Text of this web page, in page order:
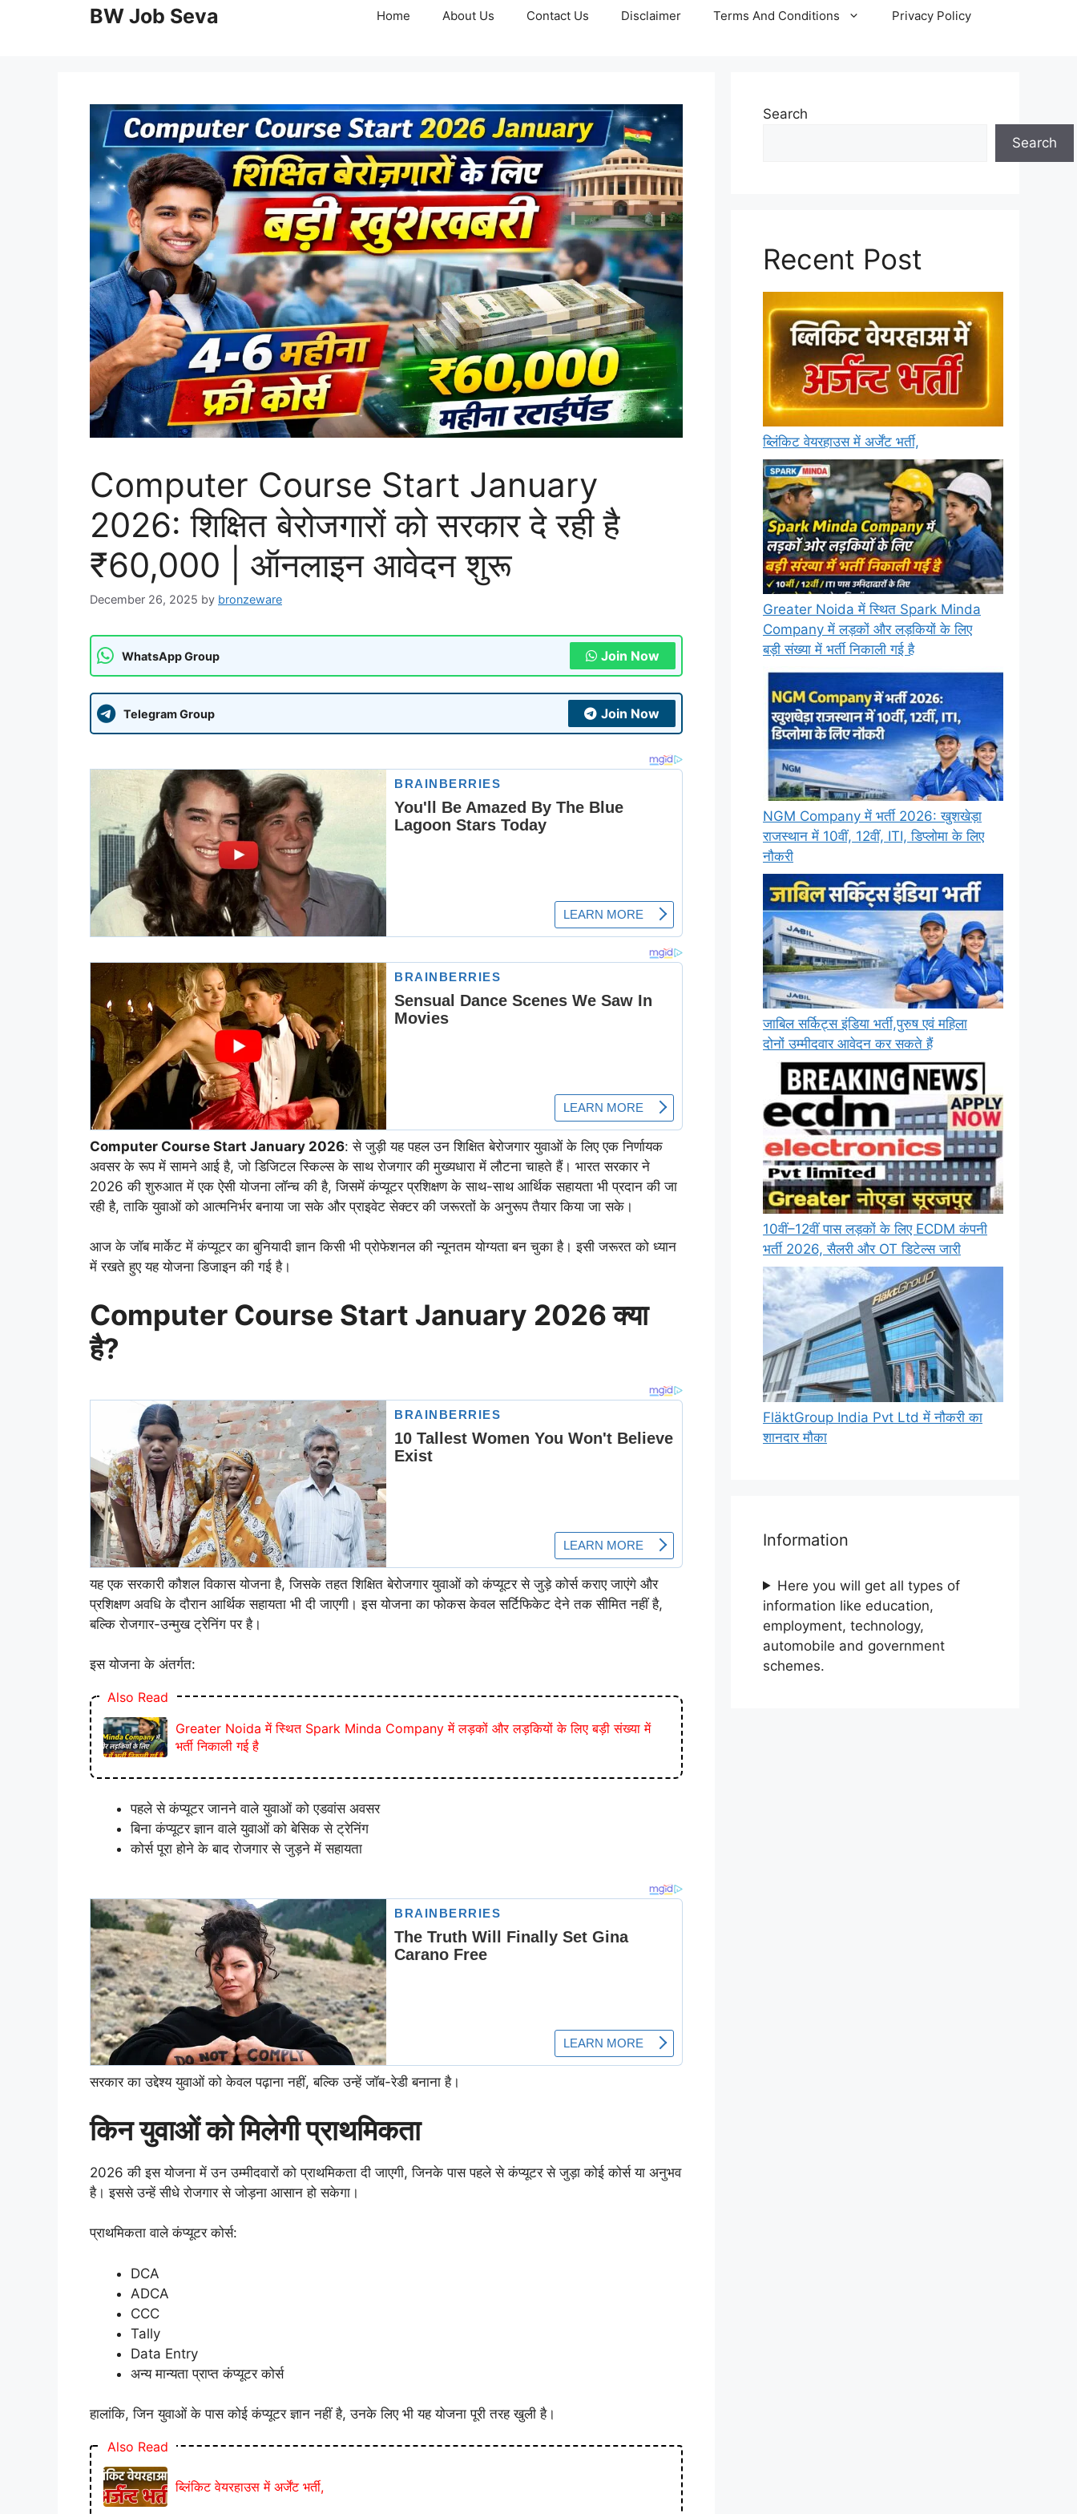
BW Job Seva Home About Us Contact Us Disclaimer Terms And Conditions Privacy Policy
Computer Course Start January
2026: शिक्षित बेरोजगारों को सरकार दे रही है
₹60,000 | ऑनलाइन आवेदन शुरू
December 26, 2025 by bronzeware
WhatsApp Group Join Now
Telegram Group Join Now
Computer Course Start January 2026: से जुड़ी यह पहल उन शिक्षित बेरोजगार युवाओं के लिए एक निर्णायक
अवसर के रूप में सामने आई है, जो डिजिटल स्किल्स के साथ रोजगार की मुख्यधारा में लौटना चाहते हैं। भारत सरकार ने
2026 की शुरुआत में एक ऐसी योजना लॉन्च की है, जिसमें कंप्यूटर प्रशिक्षण के साथ-साथ आर्थिक सहायता भी प्रदान की जा
रही है, ताकि युवाओं को आत्मनिर्भर बनाया जा सके और प्राइवेट सेक्टर की जरूरतों के अनुरूप तैयार किया जा सके।
आज के जॉब मार्केट में कंप्यूटर का बुनियादी ज्ञान किसी भी प्रोफेशनल की न्यूनतम योग्यता बन चुका है। इसी जरूरत को ध्यान
में रखते हुए यह योजना डिजाइन की गई है।
Computer Course Start January 2026 क्या
है?
यह एक सरकारी कौशल विकास योजना है, जिसके तहत शिक्षित बेरोजगार युवाओं को कंप्यूटर से जुड़े कोर्स कराए जाएंगे और
प्रशिक्षण अवधि के दौरान आर्थिक सहायता भी दी जाएगी। इस योजना का फोकस केवल सर्टिफिकेट देने तक सीमित नहीं है,
बल्कि रोजगार-उन्मुख ट्रेनिंग पर है।
इस योजना के अंतर्गत:
Also Read
Greater Noida में स्थित Spark Minda Company में लड़कों और लड़कियों के लिए बड़ी संख्या में
भर्ती निकाली गई है
पहले से कंप्यूटर जानने वाले युवाओं को एडवांस अवसर
बिना कंप्यूटर ज्ञान वाले युवाओं को बेसिक से ट्रेनिंग
कोर्स पूरा होने के बाद रोजगार से जुड़ने में सहायता
सरकार का उद्देश्य युवाओं को केवल पढ़ाना नहीं, बल्कि उन्हें जॉब-रेडी बनाना है।
किन युवाओं को मिलेगी प्राथमिकता
2026 की इस योजना में उन उम्मीदवारों को प्राथमिकता दी जाएगी, जिनके पास पहले से कंप्यूटर से जुड़ा कोई कोर्स या अनुभव
है। इससे उन्हें सीधे रोजगार से जोड़ना आसान हो सकेगा।
प्राथमिकता वाले कंप्यूटर कोर्स:
DCA
ADCA
CCC
Tally
Data Entry
अन्य मान्यता प्राप्त कंप्यूटर कोर्स
हालांकि, जिन युवाओं के पास कोई कंप्यूटर ज्ञान नहीं है, उनके लिए भी यह योजना पूरी तरह खुली है।
Also Read
ब्लिंकिट वेयरहाउस में अर्जेंट भर्ती,
Search
Search
Recent Post
ब्लिंकिट वेयरहाउस में अर्जेंट भर्ती,
Greater Noida में स्थित Spark Minda
Company में लड़कों और लड़कियों के लिए
बड़ी संख्या में भर्ती निकाली गई है
NGM Company में भर्ती 2026: खुशखेड़ा
राजस्थान में 10वीं, 12वीं, ITI, डिप्लोमा के लिए
नौकरी
जाबिल सर्किट्स इंडिया भर्ती,पुरुष एवं महिला
दोनों उम्मीदवार आवेदन कर सकते हैं
10वीं–12वीं पास लड़कों के लिए ECDM कंपनी
भर्ती 2026, सैलरी और OT डिटेल्स जारी
FläktGroup India Pvt Ltd में नौकरी का
शानदार मौका
Information
Here you will get all types of
information like education,
employment, technology,
automobile and government
schemes.